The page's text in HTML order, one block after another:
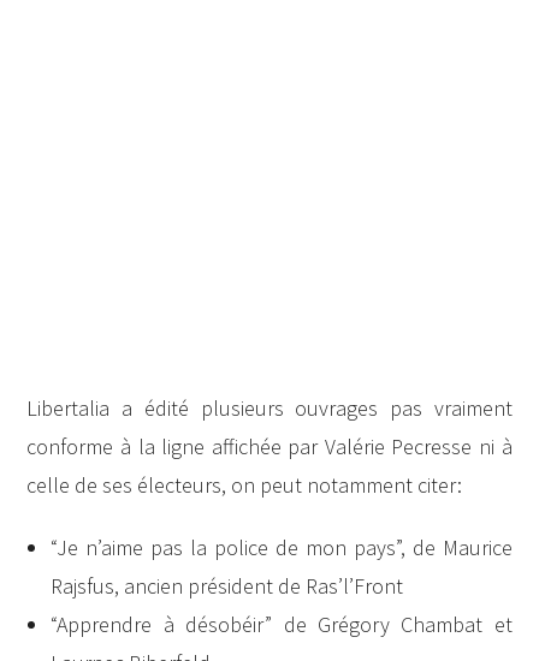
Libertalia a édité plusieurs ouvrages pas vraiment
conforme à la ligne affichée par Valérie Pecresse ni à
celle de ses électeurs, on peut notamment citer:
“Je n’aime pas la police de mon pays”, de Maurice
Rajsfus, ancien président de Ras’l’Front
“Apprendre à désobéir” de Grégory Chambat et